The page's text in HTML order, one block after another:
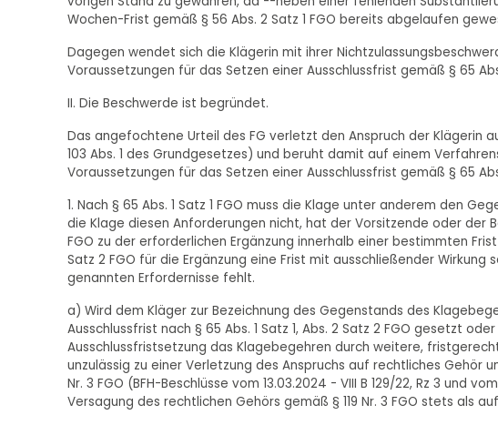
Wochen-Frist gemäß § 56 Abs. 2 Satz 1 FGO bereits abgelaufen
Dagegen wendet sich die Klägerin mit ihrer
Voraussetzungen für das Setzen einer Ausschlussfrist gemäß § 65
II. Die Beschwerde ist begründet.
Das angefochtene Urteil des FG verletzt den Anspruch der Klägerin
103 Abs. 1 des Grundgesetzes) und beruht damit auf einem
Voraussetzungen für das Setzen einer Ausschlussfrist gemäß § 65
1. Nach § 65 Abs. 1 Satz 1 FGO muss die Klage unter anderem den
die Klage diesen Anforderungen nicht, hat der Vorsitzende oder der
FGO zu der erforderlichen Ergänzung innerhalb einer bestimmten
Satz 2 FGO für die Ergänzung eine Frist mit ausschließender Wirkung
genannten Erfordernisse fehlt.
a) Wird dem Kläger zur Bezeichnung des Gegenstands des
Ausschlussfrist nach § 65 Abs. 1 Satz 1, Abs. 2 Satz 2 FGO gesetzt
Ausschlussfristsetzung das Klagebegehren durch weitere,
unzulässig zu einer Verletzung des Anspruchs auf rechtliches Gehör
Nr. 3 FGO (BFH-Beschlüsse vom 13.03.2024 - VIII B 129/22, Rz 3 und
Versagung des rechtlichen Gehörs gemäß § 119 Nr. 3 FGO stets als